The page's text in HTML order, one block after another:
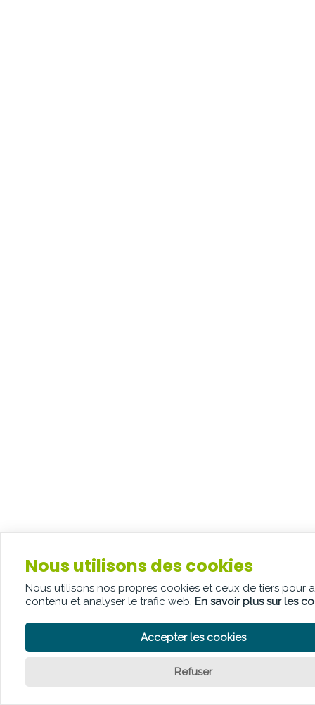
Nous utilisons des cookies
Nous utilisons nos propres cookies et ceux de tiers pour
contenu et analyser le trafic web. En savoir plus sur les
Accepter les cookies
Refuser